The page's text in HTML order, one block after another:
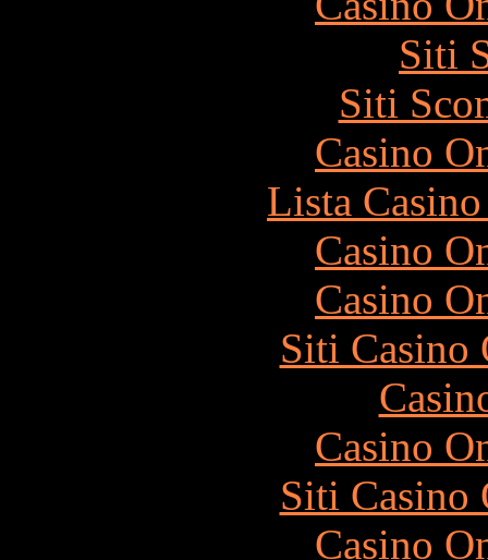
Siti
Siti
Casino
Lista
Casino
Casino
Siti Casino
Casino
Siti Casino
Casino